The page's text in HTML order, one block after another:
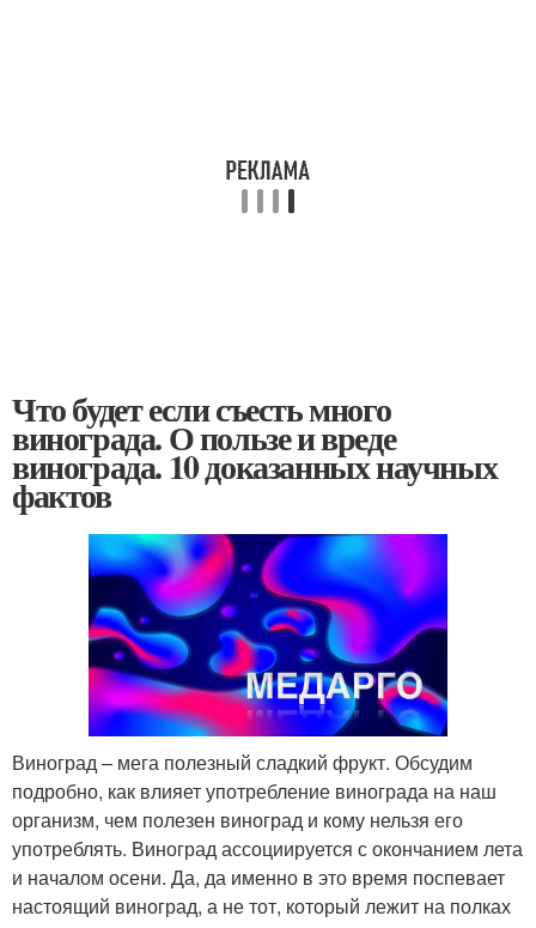
Что будет если съесть много
винограда. О пользе и вреде
винограда. 10 доказанных научных
фактов
Виноград – мега полезный сладкий фрукт. Обсудим
подробно, как влияет употребление винограда на наш
организм, чем полезен виноград и кому нельзя его
употреблять. Виноград ассоциируется с окончанием лета
и началом осени. Да, да именно в это время поспевает
настоящий виноград, а не тот, который лежит на полках